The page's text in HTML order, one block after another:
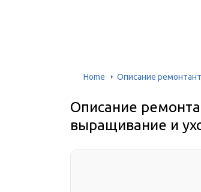
Home Описание
Описание
выращивание и